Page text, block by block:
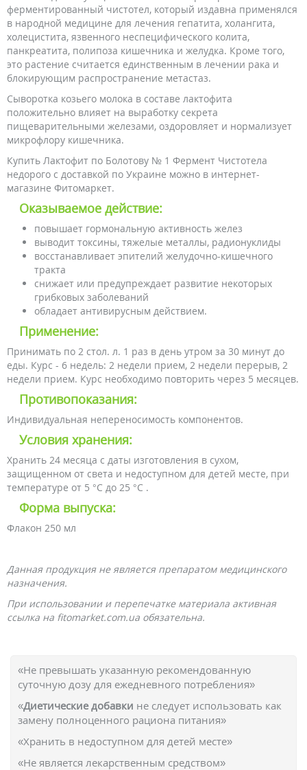
ферментированный чистотел, который издавна применялся
в народной медицине для лечения гепатита, холангита,
холецистита, язвенного неспецифического колита,
панкреатита, полипоза кишечника и желудка. Кроме того,
это растение считается единственным в лечении рака и
блокирующим распространение метастаз.
Сыворотка козьего молока в составе лактофита
положительно влияет на выработку секрета
пищеварительными железами, оздоровляет и нормализует
микрофлору кишечника.
Купить Лактофит по Болотову № 1 Фермент Чистотела
недорого с доставкой по Украине можно в интернет-
магазине Фитомаркет.
Оказываемое действие:
повышает гормональную активность желез
выводит токсины, тяжелые металлы, радионуклиды
восстанавливает эпителий желудочно-кишечного
тракта
снижает или предупреждает развитие некоторых
грибковых заболеваний
обладает антивирусным действием.
Применение:
Принимать по 2 стол. л. 1 раз в день утром за 30 минут до
еды. Курс - 6 недель: 2 недели прием, 2 недели перерыв, 2
недели прием. Курс необходимо повторить через 5 месяцев.
Противопоказания:
Индивидуальная непереносимость компонентов.
Условия хранения:
Хранить 24 месяца с даты изготовления в сухом,
защищенном от света и недоступном для детей месте, при
температуре от 5 °С до 25 °С .
Форма выпуска:
Флакон 250 мл
Данная продукция не является препаратом медицинского
назначения.
При использовании и перепечатке материала активная
ссылка на fitomarket.com.ua обязательна.
«Не превышать указанную рекомендованную
суточную дозу для ежедневного потребления»
«Диетические добавки не следует использовать как
замену полноценного рациона питания»
«Хранить в недоступном для детей месте»
«Не является лекарственным средством»